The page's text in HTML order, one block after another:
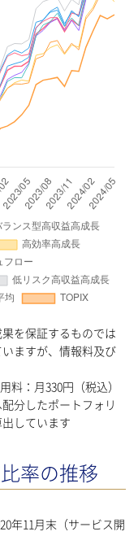
を保証するものでは
ますが、情報料及び
料：月330円（税込）
分したポートフォリ
しています
率の推移
年11月末（サービス開